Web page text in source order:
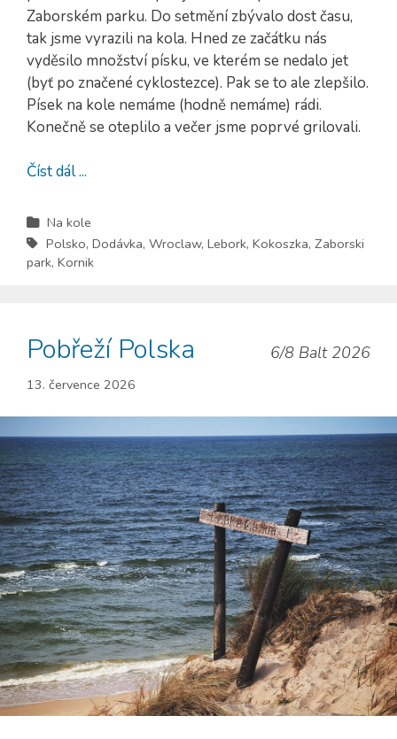
Zaborském parku. Do setmění zbývalo dost času,
tak jsme vyrazili na kola. Hned ze začátku nás
vyděsilo množství písku, ve kterém se nedalo jet
(byť po značené cyklostezce). Pak se to ale zlepšilo.
Písek na kole nemáme (hodně nemáme) rádi.
Konečně se oteplilo a večer jsme poprvé grilovali.
Číst dál ...
Na kole
Polsko, Dodávka, Wroclaw, Lebork, Kokoszka, Zaborski
park, Kornik
Pobřeží Polska 6/8 Balt 2026
13. července 2026